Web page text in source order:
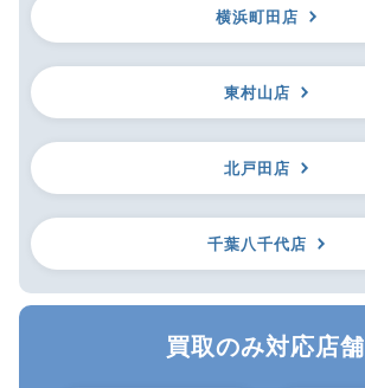
横浜町田店
東村山店
北戸田店
千葉八千代店
買取のみ対応店舗